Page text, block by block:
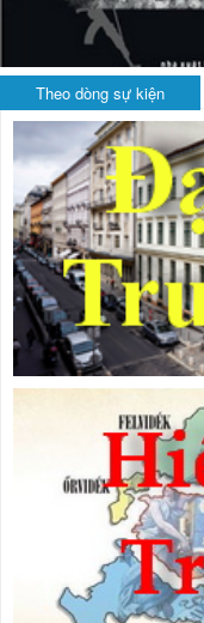
Theo dòng sự kiện